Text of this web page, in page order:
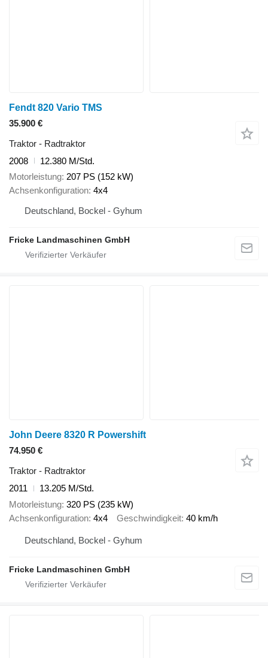
Fendt 820 Vario TMS
35.900 €
Traktor - Radtraktor
2008
12.380 M/Std.
Motorleistung 207 PS (152 kW)
Achsenkonfiguration 4x4
Deutschland, Bockel - Gyhum
Fricke Landmaschinen GmbH
John Deere 8320 R Powershift
74.950 €
Traktor - Radtraktor
2011
13.205 M/Std.
Motorleistung 320 PS (235 kW)
Achsenkonfiguration 4x4 Geschwindigkeit 40 km/h
Deutschland, Bockel - Gyhum
Fricke Landmaschinen GmbH